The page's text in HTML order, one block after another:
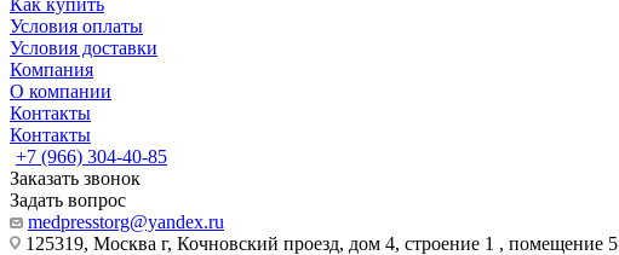
Как купить
Условия оплаты
Условия доставки
Компания
О компании
Контакты
Контакты
+7 (966) 304-40-85
Заказать звонок
Задать вопрос
medpresstorg@yandex.ru
125319, Москва г, Кочновский проезд, дом 4, строение 1 , помещение 5